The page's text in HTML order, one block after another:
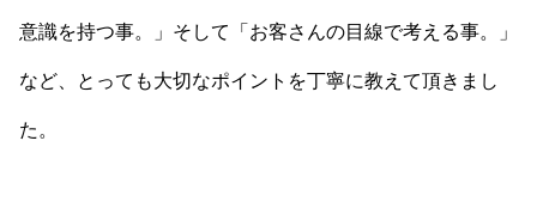
意識を持つ事。」そして「お客さんの目線で考える事。」
など、とっても大切なポイントを丁寧に教えて頂きまし
た。